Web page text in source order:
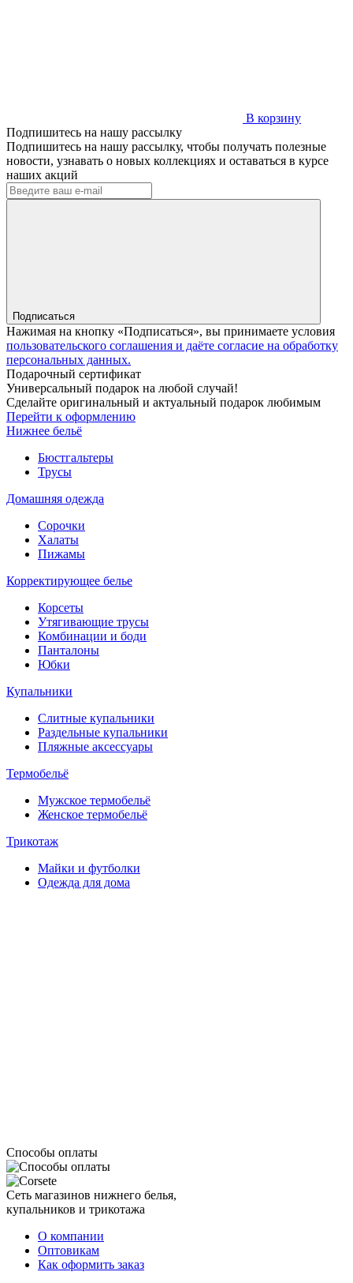
В корзину
Подпишитесь на нашу рассылку
Подпишитесь на нашу рассылку, чтобы получать полезные
новости, узнавать о новых коллекциях и оставаться в курсе
наших акций
Подписаться
Нажимая на кнопку «Подписаться», вы принимаете условия
пользовательского соглашения и даёте согласие на обработку
персональных данных.
Подарочный сертификат
Универсальный подарок на любой случай!
Сделайте оригинальный и актуальный подарок любимым
Перейти к оформлению
Нижнее бельё
Бюстгальтеры
Трусы
Домашняя одежда
Сорочки
Халаты
Пижамы
Корректирующее белье
Корсеты
Утягивающие трусы
Комбинации и боди
Панталоны
Юбки
Купальники
Слитные купальники
Раздельные купальники
Пляжные аксессуары
Термобельё
Мужское термобельё
Женское термобельё
Трикотаж
Майки и футболки
Одежда для дома
Способы оплаты
Сеть магазинов нижнего белья,
купальников и трикотажа
О компании
Оптовикам
Как оформить заказ